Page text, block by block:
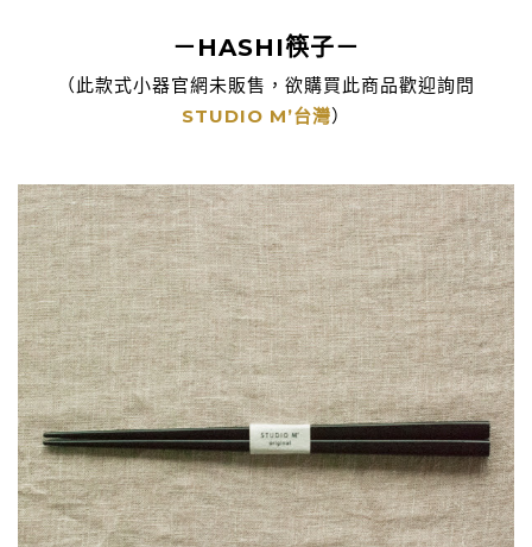
－HASHI筷子－
（此款式小器官網未販售，欲購買此商品歡迎詢問
STUDIO M’台灣）